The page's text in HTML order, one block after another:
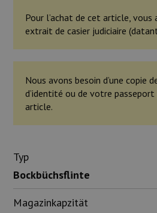
Pour l’achat de cet article, vous
extrait de casier judiciaire
Nous avons besoin d’une copie
d’identité ou de votre
article.
Typ
Bockbüchsflinte
Magazinkapzität